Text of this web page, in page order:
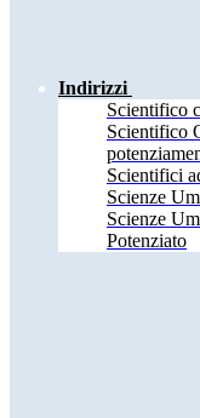
Indirizzi
Scientifico
Scientifico
Scientifici
Scienze
Scienze
Potenziato